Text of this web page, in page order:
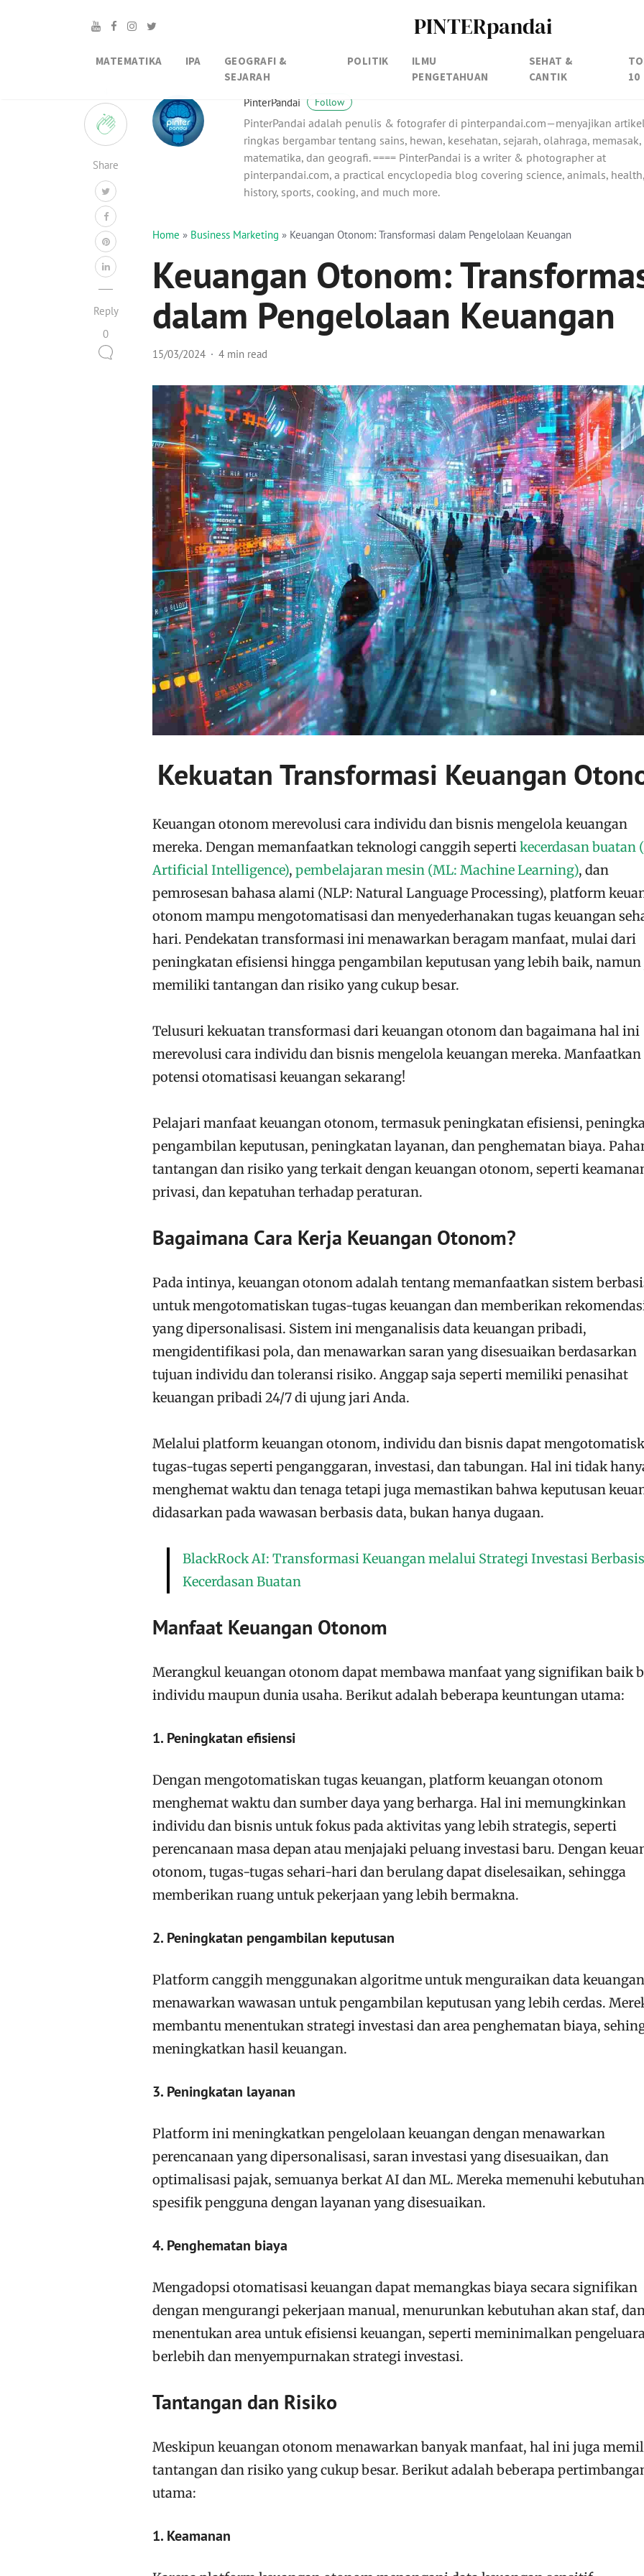
PINTERpandai
MATEMATIKA IPA
GEOGRAFI &
SEJARAH
POLITIK
ILMU
PENGETAHUAN
SEHAT &
CANTIK
10
Share
Reply
0
PinterPandai Follow
PinterPandai adalah penulis & fotografer di pinterpandai.com—menyajikan
ringkas bergambar tentang sains, hewan, kesehatan, sejarah, olahraga, memasak,
matematika, dan geografi. ==== PinterPandai is a writer & photographer at
pinterpandai.com, a practical encyclopedia blog covering science, animals, health,
history, sports, cooking, and much more.
Home » Business Marketing » Keuangan Otonom: Transformasi dalam Pengelolaan Keuangan
Keuangan Otonom:
dalam Pengelolaan Keuangan
15/03/2024 4 min read
Kekuatan Transformasi Keuangan
Keuangan otonom merevolusi cara individu dan bisnis mengelola keuangan
mereka. Dengan memanfaatkan teknologi canggih sepertikecerdasan buatan
Artificial Intelligence), pembelajaran mesin (ML: Machine Learning), dan
pemrosesan bahasa alami (NLP: Natural Language Processing), platform
otonom mampu mengotomatisasi dan menyederhanakan tugas keuangan
hari. Pendekatan transformasi ini menawarkan beragam manfaat, mulai dari
peningkatan efisiensi hingga pengambilan keputusan yang lebih baik, namun
memiliki tantangan dan risiko yang cukup besar.
Telusuri kekuatan transformasi dari keuangan otonom dan bagaimana hal ini
merevolusi cara individu dan bisnis mengelola keuangan mereka. Manfaatkan
potensi otomatisasi keuangan sekarang!
Pelajari manfaat keuangan otonom, termasuk peningkatan efisiensi,
pengambilan keputusan, peningkatan layanan, dan penghematan biaya.
tantangan dan risiko yang terkait dengan keuangan otonom, seperti
privasi, dan kepatuhan terhadap peraturan.
Bagaimana Cara Kerja Keuangan Otonom?
Pada intinya, keuangan otonom adalah tentang memanfaatkan sistem
untuk mengotomatiskan tugas-tugas keuangan dan memberikan
yang dipersonalisasi. Sistem ini menganalisis data keuangan pribadi,
mengidentifikasi pola, dan menawarkan saran yang disesuaikan berdasarkan
tujuan individu dan toleransi risiko. Anggap saja seperti memiliki penasihat
keuangan pribadi 24/7 di ujung jari Anda.
Melalui platform keuangan otonom, individu dan bisnis dapat
tugas-tugas seperti penganggaran, investasi, dan tabungan. Hal ini tidak
menghemat waktu dan tenaga tetapi juga memastikan bahwa keputusan
didasarkan pada wawasan berbasis data, bukan hanya dugaan.
BlackRock AI: Transformasi Keuangan melalui Strategi Investasi Berbasis
Kecerdasan Buatan
Manfaat Keuangan Otonom
Merangkul keuangan otonom dapat membawa manfaat yang signifikan baik
individu maupun dunia usaha. Berikut adalah beberapa keuntungan utama:
1. Peningkatan efisiensi
Dengan mengotomatiskan tugas keuangan, platform keuangan otonom
menghemat waktu dan sumber daya yang berharga. Hal ini memungkinkan
individu dan bisnis untuk fokus pada aktivitas yang lebih strategis, seperti
perencanaan masa depan atau menjajaki peluang investasi baru. Dengan
otonom, tugas-tugas sehari-hari dan berulang dapat diselesaikan, sehingga
memberikan ruang untuk pekerjaan yang lebih bermakna.
2. Peningkatan pengambilan keputusan
Platform canggih menggunakan algoritme untuk menguraikan data
menawarkan wawasan untuk pengambilan keputusan yang lebih cerdas.
membantu menentukan strategi investasi dan area penghematan biaya,
meningkatkan hasil keuangan.
3. Peningkatan layanan
Platform ini meningkatkan pengelolaan keuangan dengan menawarkan
perencanaan yang dipersonalisasi, saran investasi yang disesuaikan, dan
optimalisasi pajak, semuanya berkat AI dan ML. Mereka memenuhi kebutuhan
spesifik pengguna dengan layanan yang disesuaikan.
4. Penghematan biaya
Mengadopsi otomatisasi keuangan dapat memangkas biaya secara signifikan
dengan mengurangi pekerjaan manual, menurunkan kebutuhan akan staf,
menentukan area untuk efisiensi keuangan, seperti meminimalkan
berlebih dan menyempurnakan strategi investasi.
Tantangan dan Risiko
Meskipun keuangan otonom menawarkan banyak manfaat, hal ini juga
tantangan dan risiko yang cukup besar. Berikut adalah beberapa
utama:
1. Keamanan